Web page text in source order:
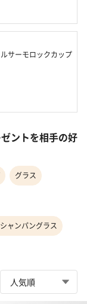
サーモロックカップ
ントを相手の好
グラス
ャンパングラス